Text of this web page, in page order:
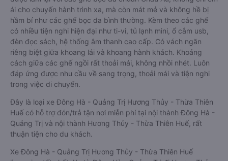
ái cho chuyến hành trình xa, mà còn mát mẻ và không hề bị
hầm bí như các ghế bọc da bình thường. Kèm theo các ghế
có nhiều tiện nghi hiện đại như ti-vi, tủ lạnh mini, ổ cắm usb,
đèn đọc sách, hệ thống âm thanh cao cấp. Có vách ngăn
riêng biệt giữa khoang lái và khoang hành khách. Khoảng
cách giữa các ghế ngồi rất thoải mái, không nhồi nhét. Luôn
đáp ứng được nhu cầu về sang trọng, thoải mái và tiện nghi
trong việc di chuyển.
Đây là loại xe Đông Hà - Quảng Trị Hương Thủy - Thừa Thiên
Huế có hỗ trợ đón/trả tận nơi miễn phí tại nội thành Đông Hà -
Quảng Trị và nội thành Hương Thủy - Thừa Thiên Huế, rất
thuận tiện cho du khách.
Xe Đông Hà - Quảng Trị Hương Thủy - Thừa Thiên Huế